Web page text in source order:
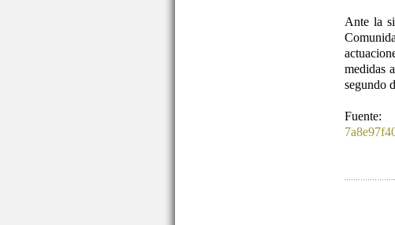
Ante la
medidas
segundo